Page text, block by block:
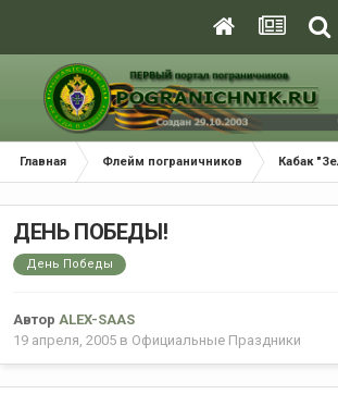
Главная Флейм пограничников Кабак
ДЕНЬ ПОБЕДЫ!
День Победы
Автор ALEX-SAAS
19 апреля, 2005 в Официальные Праздники